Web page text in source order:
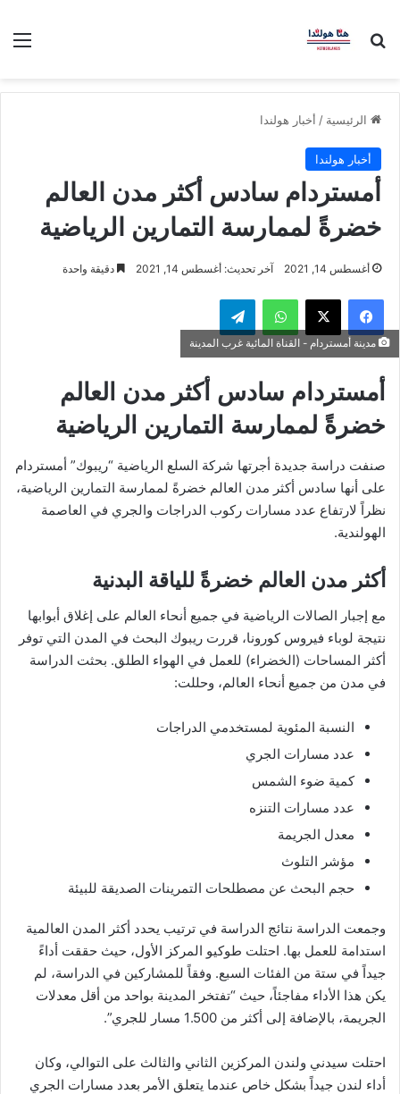
بحث عن
الرئيسية / أخبار هولندا
أخبار هولندا
أمستردام سادس أكثر مدن العالم
خضرةً لممارسة التمارين الرياضية
أغسطس 14, 2021 آخر تحديث: أغسطس 14, 2021 دقيقة واحدة
فيسبوك ‫X واتساب تيلقرام
مدينة أمستردام - القناة المائية غرب المدينة
أمستردام سادس أكثر مدن العالم
خضرةً لممارسة التمارين الرياضية
صنفت دراسة جديدة أجرتها شركة السلع الرياضية “ريبوك” أمستردام
على أنها سادس أكثر مدن العالم خضرةً لممارسة التمارين الرياضية،
نظراً لارتفاع عدد مسارات ركوب الدراجات والجري في العاصمة
الهولندية.
أكثر مدن العالم خضرةً للياقة البدنية
مع إجبار الصالات الرياضية في جميع أنحاء العالم على إغلاق أبوابها
نتيجة لوباء فيروس كورونا، قررت ريبوك البحث في المدن التي توفر
أكثر المساحات (الخضراء) للعمل في الهواء الطلق. بحثت الدراسة
في مدن من جميع أنحاء العالم، وحللت:
النسبة المئوية لمستخدمي الدراجات
عدد مسارات الجري
كمية ضوء الشمس
عدد مسارات التنزه
معدل الجريمة
مؤشر التلوث
حجم البحث عن مصطلحات التمرينات الصديقة للبيئة
وجمعت الدراسة نتائج الدراسة في ترتيب يحدد أكثر المدن العالمية
استدامة للعمل بها. احتلت طوكيو المركز الأول، حيث حققت أداءً
جيداً في ستة من الفئات السبع. وفقاً للمشاركين في الدراسة، لم
يكن هذا الأداء مفاجئاً، حيث “تفتخر المدينة بواحد من أقل معدلات
الجريمة، بالإضافة إلى أكثر من 1.500 مسار للجري”.
احتلت سيدني ولندن المركزين الثاني والثالث على التوالي، وكان
أداء لندن جيداً بشكل خاص عندما يتعلق الأمر بعدد مسارات الجري